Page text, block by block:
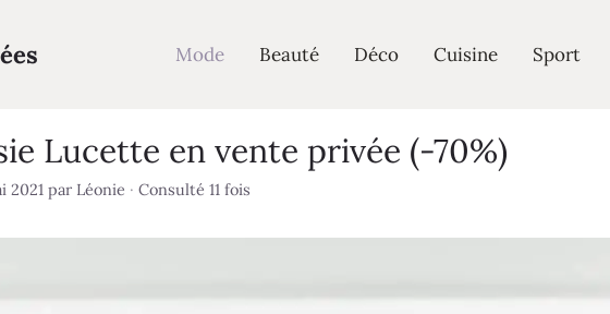
Mode Beauté Déco Cuisine Sport
Lucette en vente privée (-70%)
2021 par Léonie · Consulté 11 fois